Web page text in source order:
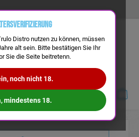
Distro nutzen zu können, müssen
alt sein. Bitte bestätigen Sie Ihr
Sie die Seite beitretenn.
noch nicht 18.
mindestens 18.